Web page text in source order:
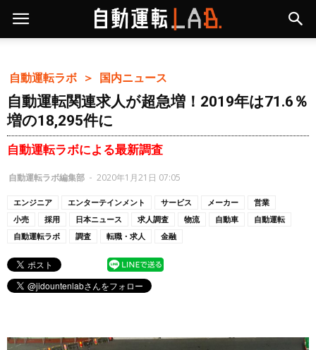
自動運転ラボ ＞ 国内ニュース
自動運転関連求人が超急増！2019年は71.6％
増の18,295件に
自動運転ラボによる最新調査
自動運転ラボ編集部 - 2020年1月21日 07:05
エンジニア エンターテインメント サービス メーカー
営業
小売
採用 日本ニュース 求人調査 物流 自動車
自動運転
自動運転ラボ
調査 転職・求人 金融